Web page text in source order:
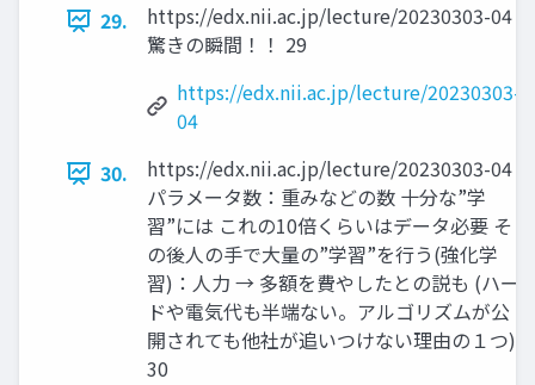
29.
https://edx.nii.ac.jp/lecture/20230303-04
驚きの瞬間！！ 29
https://edx.nii.ac.jp/lecture/20230303-
04
30.
https://edx.nii.ac.jp/lecture/20230303-04
パラメータ数：重みなどの数 十分な”学
習”には これの10倍くらいはデータ必要 そ
の後人の手で大量の”学習”を行う(強化学
習)：人力 → 多額を費やしたとの説も (ハー
ドや電気代も半端ない。アルゴリズムが公
開されても他社が追いつけない理由の１つ)
30